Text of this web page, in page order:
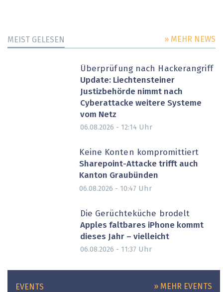
MEIST GELESEN » MEHR NEWS
Überprüfung nach Hackerangriff
Update: Liechtensteiner
Justizbehörde nimmt nach
Cyberattacke weitere Systeme
vom Netz
06.08.2026 - 12:14 Uhr
Keine Konten kompromittiert
Sharepoint-Attacke trifft auch
Kanton Graubünden
06.08.2026 - 10:47 Uhr
Die Gerüchteküche brodelt
Apples faltbares iPhone kommt
dieses Jahr – vielleicht
06.08.2026 - 11:37 Uhr
EVENTS » MEHR EVENTS